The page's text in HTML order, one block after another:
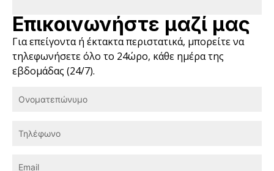
Επικοινωνήστε μαζί μας
Για επείγοντα ή έκτακτα περιστατικά, μπορείτε να
τηλεφωνήσετε όλο το 24ώρο, κάθε ημέρα της
εβδομάδας (24/7).